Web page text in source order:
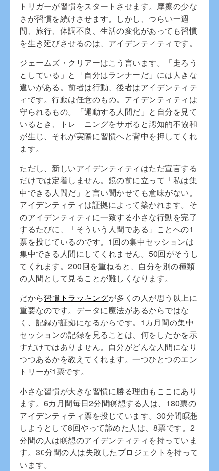
トリガーが習慣をスタートさせます。摩擦の少な
さが習慣を続けさせます。しかし、つらい一週
間、旅行、体調不良、生活の変化があっても習慣
を生き延びさせるのは、アイデンティティです。
ジェームズ・クリアーはこう言います。「走ろう
としている」と「自分はランナーだ」には大きな
違いがある。前者は行動、後者はアイデンティテ
ィです。行動は任意のもの。アイデンティティは
守られるもの。「運動する人間だ」と自分を見て
いるとき、トレーニングをサボると認知的不協和
が生じ、それが実際に習慣へと背中を押してくれ
ます。
ただし、新しいアイデンティティはただ宣言する
だけでは定着しません。鏡の前に立って「私は集
中できる人間だ」と言い聞かせても意味がない。
アイデンティティは証拠によって築かれます。そ
のアイデンティティに一致する小さな行動を完了
するたびに、「そういう人間である」ことへの1
票を投じているのです。1回の集中セッションは
集中できる人間にしてくれません。50回がそうし
てくれます。200回を重ねると、自分を別の種類
の人間として見ることが難しくなります。
だから習慣トラッキングが多くの人が思う以上に
重要なのです。データに魔法があるからではな
く、記録が証拠になるからです。1カ月間の集中
セッションの記録を見ることは、何をしたかを示
すだけではありません。自分がどんな人間になり
つつあるかを教えてくれます。一つひとつのエン
トリーが1票です。
小さな習慣が大きな習慣に勝る理由もここにあり
ます。6カ月間毎日2分間瞑想する人は、180票の
アイデンティティ票を投じています。30分間瞑想
しようとして8回やって諦めた人は、8票です。2
分間の人は瞑想のアイデンティティを持っていま
す。30分間の人は失敗したプロジェクトを持って
います。